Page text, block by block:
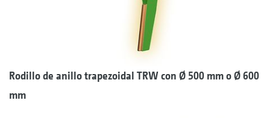
Rodillo de anillo trapezoidal TRW con Ø 500 mm oØ600
mm